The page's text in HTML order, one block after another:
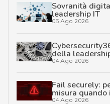
Sovranità
leadership IT
05 Ago 2026
della
04 Ago 2026
Fail securely:
misura
04 Ago 2026